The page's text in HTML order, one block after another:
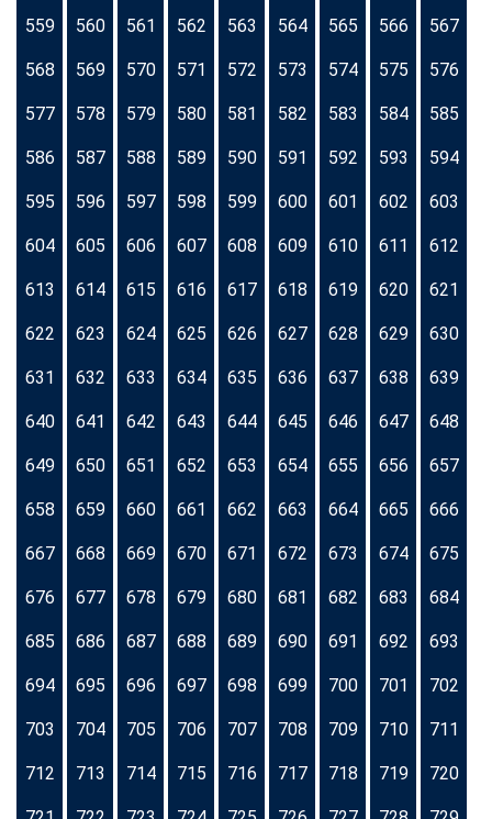
559 560 561 562 563 564 565 566 567
568 569 570 571 572 573 574 575 576
577 578 579 580 581 582 583 584 585
586 587 588 589 590 591 592 593 594
595 596 597 598 599 600 601 602 603
604 605 606 607 608 609 610 611 612
613 614 615 616 617 618 619 620 621
622 623 624 625 626 627 628 629 630
631 632 633 634 635 636 637 638 639
640 641 642 643 644 645 646 647 648
649 650 651 652 653 654 655 656 657
658 659 660 661 662 663 664 665 666
667 668 669 670 671 672 673 674 675
676 677 678 679 680 681 682 683 684
685 686 687 688 689 690 691 692 693
694 695 696 697 698 699 700 701 702
703 704 705 706 707 708 709 710 711
712 713 714 715 716 717 718 719 720